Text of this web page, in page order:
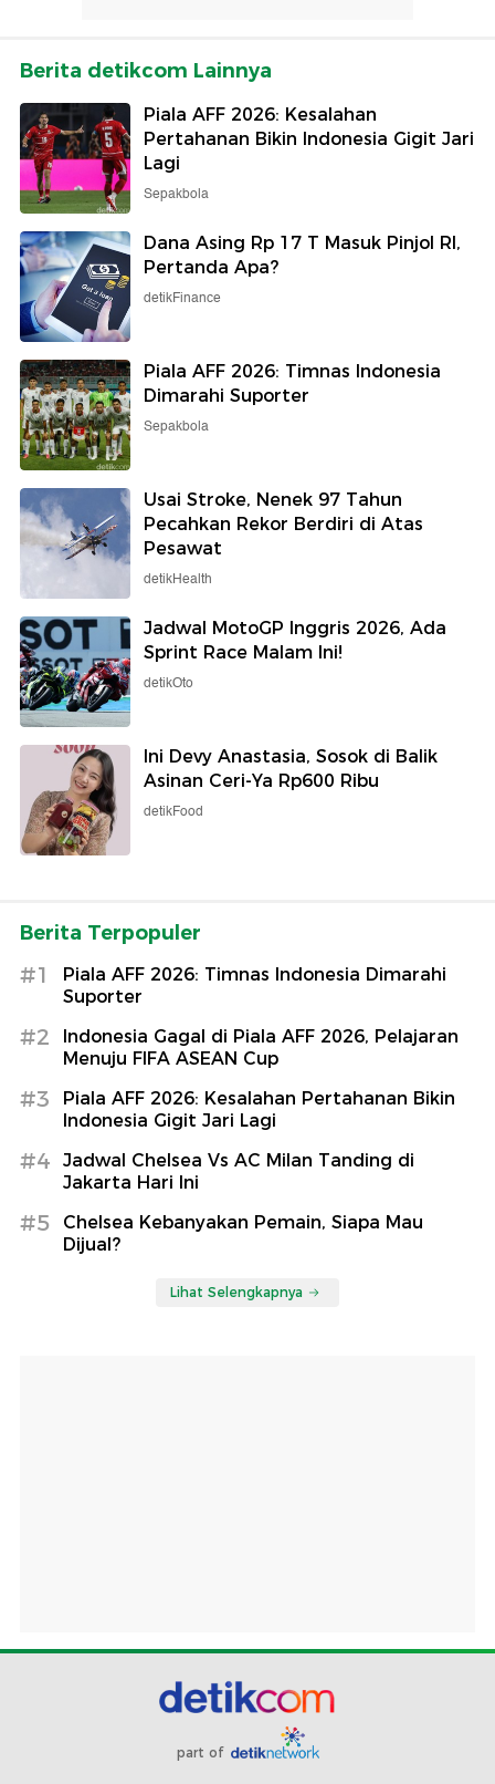
Berita detikcom Lainnya
Piala AFF 2026: Kesalahan
Pertahanan Bikin Indonesia Gigit Jari
Lagi
Sepakbola
Dana Asing Rp 17 T Masuk Pinjol RI,
Pertanda Apa?
detikFinance
Piala AFF 2026: Timnas Indonesia
Dimarahi Suporter
Sepakbola
Usai Stroke, Nenek 97 Tahun
Pecahkan Rekor Berdiri di Atas
Pesawat
detikHealth
Jadwal MotoGP Inggris 2026, Ada
Sprint Race Malam Ini!
detikOto
Ini Devy Anastasia, Sosok di Balik
Asinan Ceri-Ya Rp600 Ribu
detikFood
Berita Terpopuler
#1
Piala AFF 2026: Timnas Indonesia Dimarahi
Suporter
#2
Indonesia Gagal di Piala AFF 2026, Pelajaran
Menuju FIFA ASEAN Cup
#3
Piala AFF 2026: Kesalahan Pertahanan Bikin
Indonesia Gigit Jari Lagi
#4
Jadwal Chelsea Vs AC Milan Tanding di
Jakarta Hari Ini
#5
Chelsea Kebanyakan Pemain, Siapa Mau
Dijual?
Lihat Selengkapnya
part of